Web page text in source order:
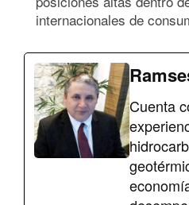
internacionales de
Cuenta